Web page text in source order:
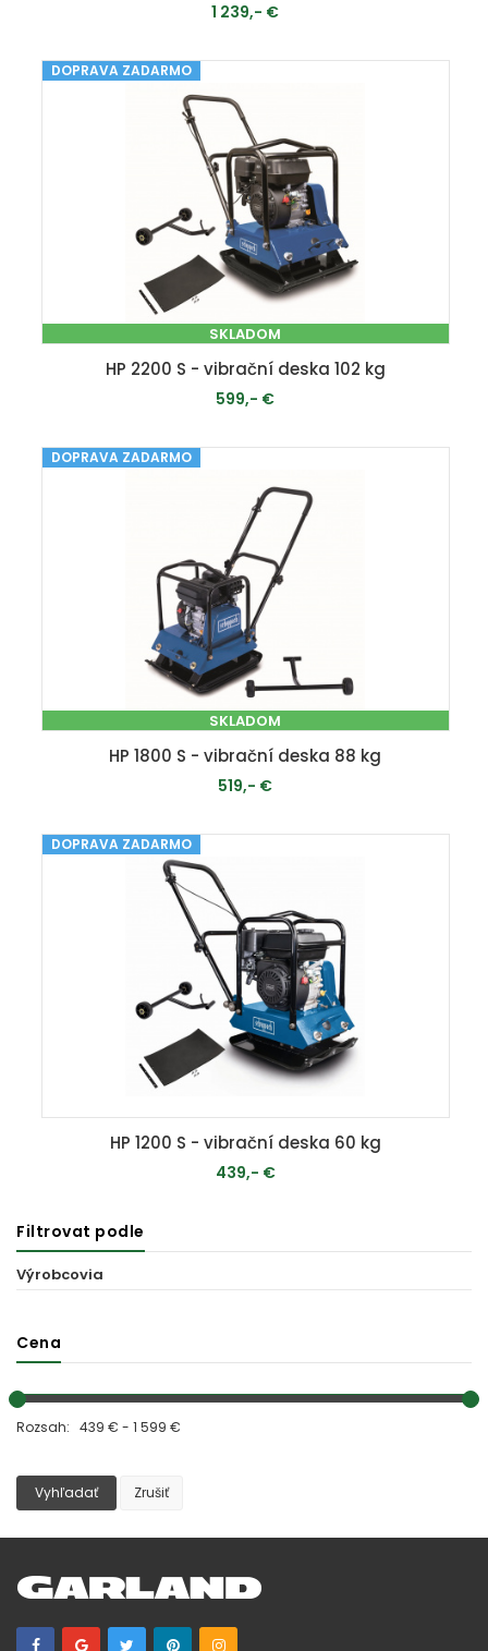
1 239,- €
PRIDAŤ DO KOŠÍKA
DOPRAVA ZADARMO
SKLADOM
HP 2200 S - vibrační deska 102 kg
599,- €
PRIDAŤ DO KOŠÍKA
DOPRAVA ZADARMO
SKLADOM
HP 1800 S - vibrační deska 88 kg
519,- €
PRIDAŤ DO KOŠÍKA
DOPRAVA ZADARMO
HP 1200 S - vibrační deska 60 kg
439,- €
Filtrovat podle
Výrobcovia
Cena
Rozsah: 439 € - 1 599 €
Vyhľadať Zrušiť